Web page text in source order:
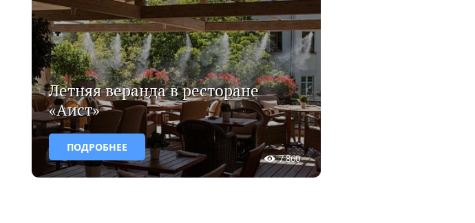
Летняя веранда в ресторане
«Аист»
ПОДРОБНЕЕ
7 860